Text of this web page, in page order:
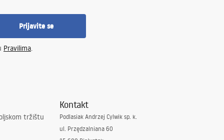
Prijavite se
Pravilima.
tržištu
Kontakt
Podlasiak Andrzej Cylwik sp. k.
ul. Przędzalniana 60